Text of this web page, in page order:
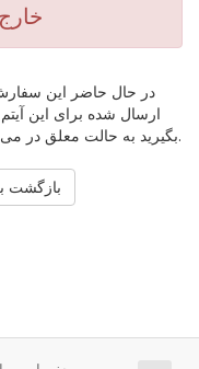
در حال حاضر این
ارسال شده برای این
بگیرید به حالت معلق در می آیند، برای اطلاعات بیشتر با ما تماس بگیرید.
بازگشت